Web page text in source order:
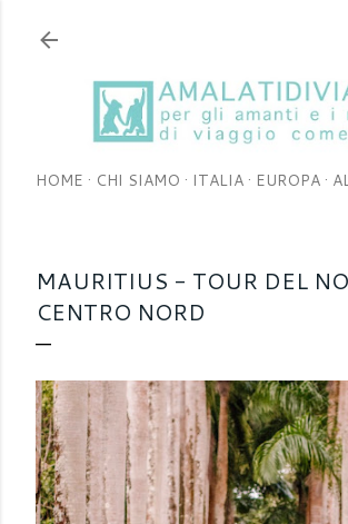
HOME CHI SIAMO ITALIA EUROPA
MAURITIUS - TOUR DEL
CENTRO NORD